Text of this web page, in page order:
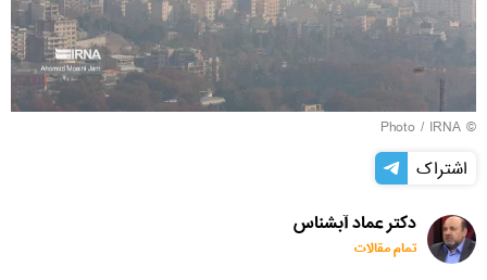
© Photo /
IRNA
اشتراک
دکتر عماد آبشناس
تمام مقالات